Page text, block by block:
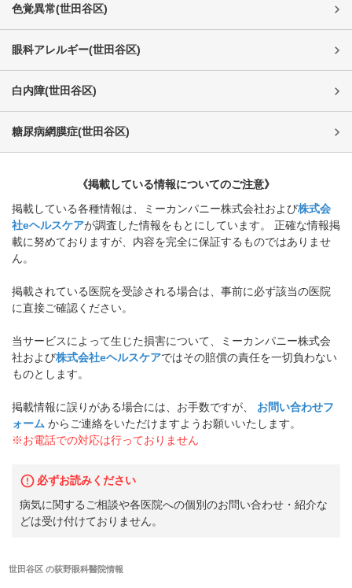
色覚異常(世田谷区)
眼科アレルギー(世田谷区)
白内障(世田谷区)
糖尿病網膜症(世田谷区)
《掲載している情報についてのご注意》
掲載している各種情報は、ミーカンパニー株式会社および株式会
社eヘルスケアが調査した情報をもとにしています。 正確な情報掲
載に努めておりますが、内容を完全に保証するものではありませ
ん。
掲載されている医院を受診される場合は、事前に必ず該当の医院
に直接ご確認ください。
当サービスによって生じた損害について、ミーカンパニー株式会
社および株式会社eヘルスケアではその賠償の責任を一切負わない
ものとします。
掲載情報に誤りがある場合には、お手数ですが、
お問い合わせフ
ォーム からご連絡をいただけますようお願いいたします。
※お電話での対応は行っておりません
必ずお読みください
病気に関するご相談や各医院への個別のお問い合わせ・紹介な
どは受け付けておりません。
世田谷区の荻野眼科醫院情報